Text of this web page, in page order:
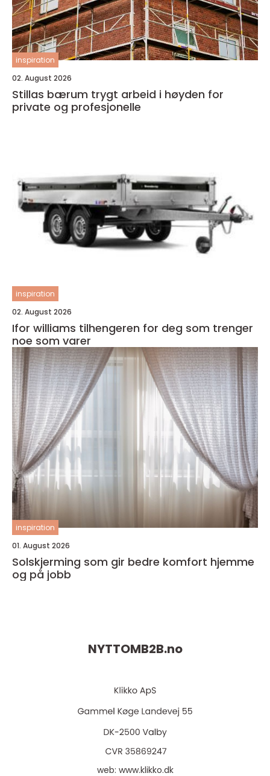
inspiration
02. August 2026
Stillas bærum trygt arbeid i høyden for
private og profesjonelle
inspiration
02. August 2026
Ifor williams tilhengeren for deg som trenger
noe som varer
inspiration
01. August 2026
Solskjerming som gir bedre komfort hjemme
og på jobb
NYTTOMB2B.no
web: www.klikko.dk